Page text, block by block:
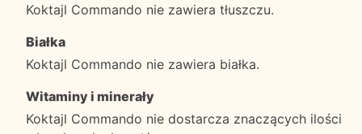
Koktajl Commando nie zawiera tłuszczu.
Białka
Koktajl Commando nie zawiera białka.
Witaminy i minerały
Koktajl Commando nie dostarcza znaczących ilości